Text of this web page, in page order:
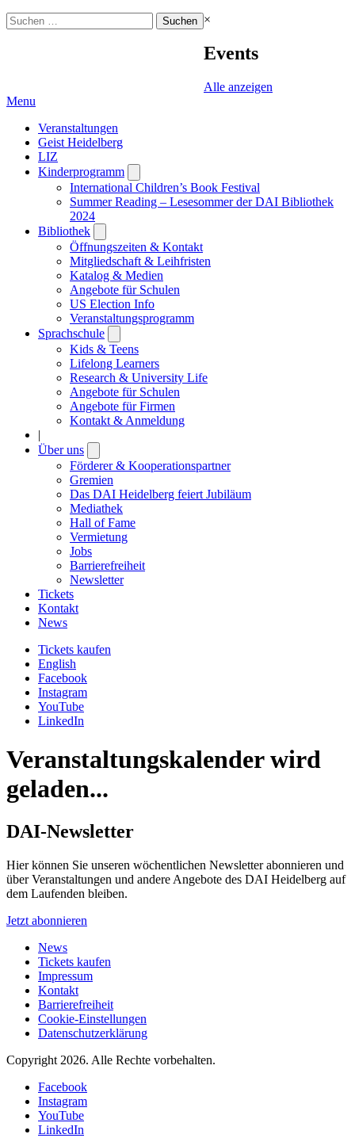
Suchen
nach:
×
Events
Alle anzeigen
Menu
Veranstaltungen
Geist Heidelberg
LIZ
Kinderprogramm
submenu
International Children’s Book Festival
Summer Reading – Lesesommer der DAI Bibliothek
2024
Bibliothek
submenu
Öffnungszeiten & Kontakt
Mitgliedschaft & Leihfristen
Katalog & Medien
Angebote für Schulen
US Election Info
Veranstaltungsprogramm
Sprachschule
submenu
Kids & Teens
Lifelong Learners
Research & University Life
Angebote für Schulen
Angebote für Firmen
Kontakt & Anmeldung
|
Über uns
submenu
Förderer & Kooperationspartner
Gremien
Das DAI Heidelberg feiert Jubiläum
Mediathek
Hall of Fame
Vermietung
Jobs
Barrierefreiheit
Newsletter
Tickets
Kontakt
News
Tickets kaufen
English
Facebook
Instagram
YouTube
LinkedIn
Veranstaltungskalender wird
geladen...
DAI-Newsletter
Hier können Sie unseren wöchentlichen Newsletter abonnieren und
über Veranstaltungen und andere Angebote des DAI Heidelberg auf
dem Laufenden bleiben.
Jetzt abonnieren
News
Tickets kaufen
Impressum
Kontakt
Barrierefreiheit
Cookie-Einstellungen
Datenschutzerklärung
Copyright 2026. Alle Rechte vorbehalten.
Facebook
Instagram
YouTube
LinkedIn